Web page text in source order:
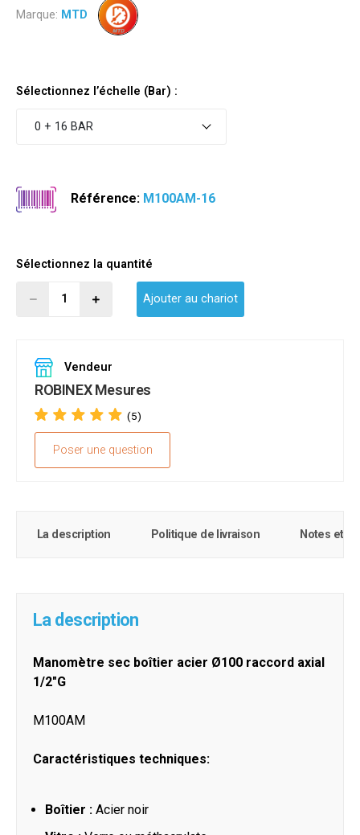
Marque: MTD
Sélectionnez l’échelle (Bar) :
0 + 16 BAR
Référence: M100AM-16
Sélectionnez la quantité
Ajouter au chariot
Vendeur
ROBINEX Mesures
(5)
Poser une question
La description Politique de livraison Notes et
La description
Manomètre sec boîtier acier Ø100 raccord axial
1/2"G
M100AM
Caractéristiques techniques:
Boîtier : Acier noir